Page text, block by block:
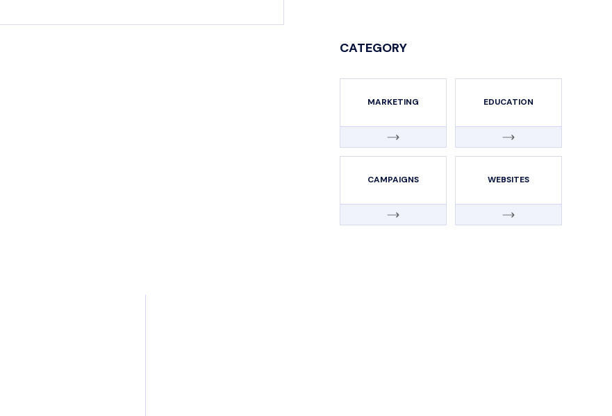
CATEGORY
MARKETING EDUCATION
CAMPAIGNS WEBSITES